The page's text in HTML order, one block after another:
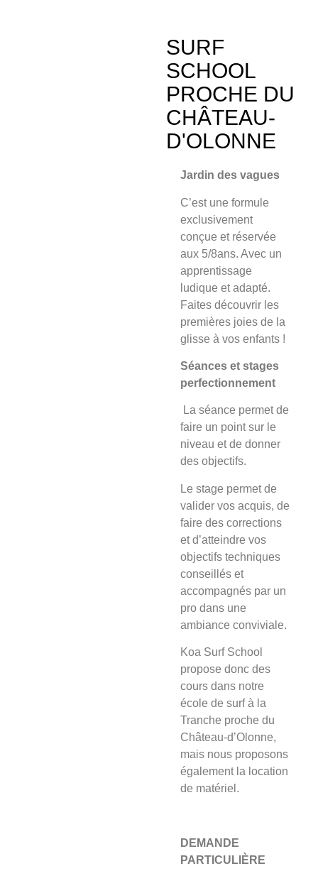
SURF
SCHOOL
PROCHE DU
CHÂTEAU-
D'OLONNE
Jardin des vagues
C’est une formule
exclusivement
conçue et réservée
aux 5/8ans. Avec un
apprentissage
ludique et adapté.
Faites découvrir les
premières joies de la
glisse à vos enfants !
Séances et stages
perfectionnement
La séance permet de
faire un point sur le
niveau et de donner
des objectifs.
Le stage permet de
valider vos acquis, de
faire des corrections
et d’atteindre vos
objectifs techniques
conseillés et
accompagnés par un
pro dans une
ambiance conviviale.
Koa Surf School
propose donc des
cours dans notre
école de surf à la
Tranche proche du
Château-d’Olonne,
mais nous proposons
également la location
de matériel.
DEMANDE
PARTICULIÈRE